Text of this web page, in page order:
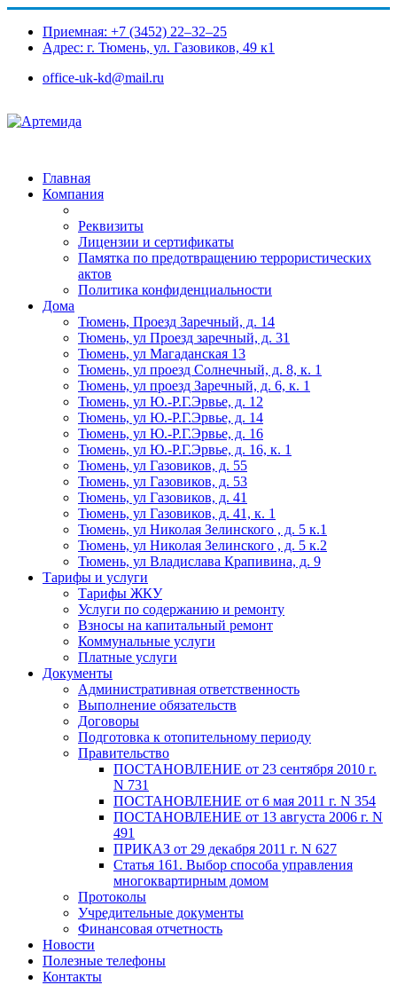
Приемная: +7 (3452) 22‒32‒25
Адрес: г. Тюмень, ул. Газовиков, 49 к1​
office-uk-kd@mail.ru
Главная
Компания
Реквизиты
Лицензии и сертификаты
Памятка по предотвращению террористических
актов
Политика конфиденциальности
Дома
Тюмень, Проезд Заречный, д. 14
Тюмень, ул Проезд заречный, д. 31
Тюмень, ул Магаданская 13
Тюмень, ул проезд Солнечный, д. 8, к. 1
Тюмень, ул проезд Заречный, д. 6, к. 1
Тюмень, ул Ю.-Р.Г.Эрвье, д. 12
Тюмень, ул Ю.-Р.Г.Эрвье, д. 14
Тюмень, ул Ю.-Р.Г.Эрвье, д. 16
Тюмень, ул Ю.-Р.Г.Эрвье, д. 16, к. 1
Тюмень, ул Газовиков, д. 55
Тюмень, ул Газовиков, д. 53
Тюмень, ул Газовиков, д. 41
Тюмень, ул Газовиков, д. 41, к. 1
Тюмень, ул Николая Зелинского , д. 5 к.1
Тюмень, ул Николая Зелинского , д. 5 к.2
Тюмень, ул Владислава Крапивина, д. 9
Тарифы и услуги
Тарифы ЖКУ
Услуги по содержанию и ремонту
Взносы на капитальный ремонт
Коммунальные услуги
Платные услуги
Документы
Административная ответственность
Выполнение обязательств
Договоры
Подготовка к отопительному периоду
Правительство
ПОСТАНОВЛЕНИЕ от 23 сентября 2010 г.
N 731
ПОСТАНОВЛЕНИЕ от 6 мая 2011 г. N 354
ПОСТАНОВЛЕНИЕ от 13 августа 2006 г. N
491
ПРИКАЗ от 29 декабря 2011 г. N 627
Статья 161. Выбор способа управления
многоквартирным домом
Протоколы
Учредительные документы
Финансовая отчетность
Новости
Полезные телефоны
Контакты